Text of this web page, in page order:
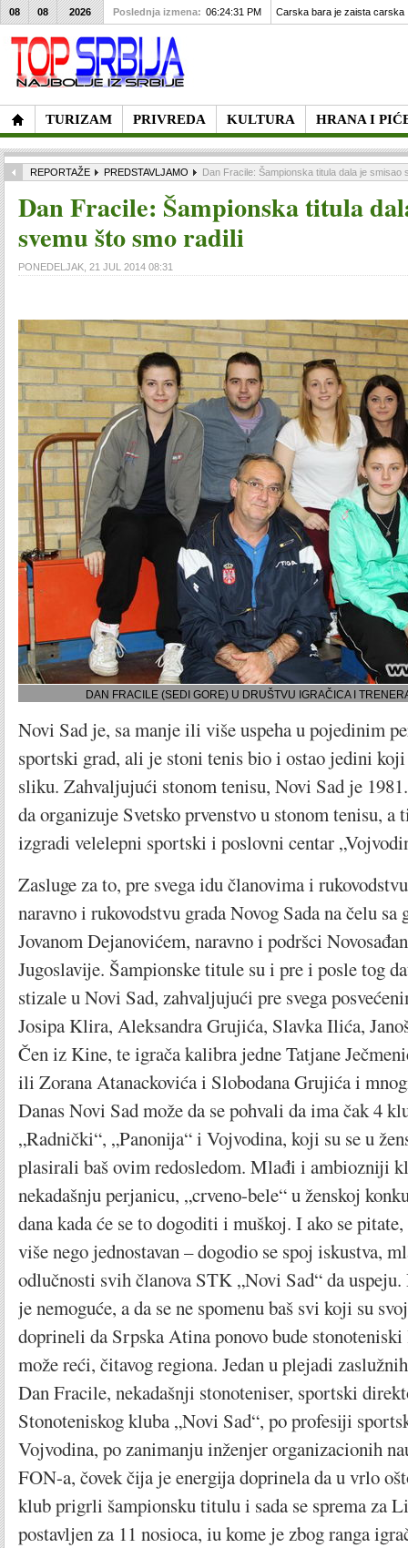
TURIZAM PRIVREDA KULTURA HRANA I
08 08 2026 Poslednja izmena: 06:24:31 PM Carska bara je zaista carska
REPORTAŽE PREDSTAVLJAMO Dan Fracile: Šampionska titula dala je smisao
Dan Fracile: Šampionska titula
svemu što smo radili
PONEDELJAK, 21 JUL 2014 08:31
DAN FRACILE (SEDI GORE) U DRUŠTVU IGRAČICA I
Novi Sad je, sa manje ili više uspeha u pojedinim
sportski grad, ali je stoni tenis bio i ostao jedini
sliku. Zahvaljujući stonom tenisu, Novi Sad je
da organizuje Svetsko prvenstvo u stonom tenisu,
izgradi velelepni sportski i poslovni centar
Zasluge za to, pre svega idu članovima i
naravno i rukovodstvu grada Novog Sada na čelu sa
Jovanom Dejanovićem, naravno i podršci
Jugoslavije. Šampionske titule su i pre i posle tog
stizale u Novi Sad, zahvaljujući pre svega
Josipa Klira, Aleksandra Grujića, Slavka Ilića,
Čen iz Kine, te igrača kalibra jedne Tatjane
ili Zorana Atanackovića i Slobodana Grujića i
Danas Novi Sad može da se pohvali da ima čak 4
„Radnički“, „Panonija“ i Vojvodina, koji su se u
plasirali baš ovim redosledom. Mlađi i ambiozniji
nekadašnju perjanicu, „crveno-bele“ u ženskoj
dana kada će se to dogoditi i muškoj. I ako se
više nego jednostavan – dogodio se spoj iskustva,
odlučnosti svih članova STK „Novi Sad“ da
je nemoguće, a da se ne spomenu baš svi koji su
doprineli da Srpska Atina ponovo bude
može reći, čitavog regiona. Jedan u plejadi
Dan Fracile, nekadašnji stonoteniser, sportski
Stonoteniskog kluba „Novi Sad“, po profesiji
Vojvodina, po zanimanju inženjer organizacionih
FON-a, čovek čija je energija doprinela da u vrlo
klub prigrli šampionsku titulu i sada se sprema za
postavljen za 11 nosioca, iu kome je zbog ranga